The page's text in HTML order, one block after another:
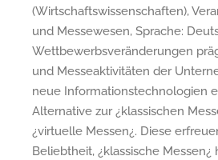
(Wirtschaftswissenschaften),
und Messewesen, Sprache:
Wettbewerbsveränderungen
und Messeaktivitäten der
neue Informationstechnologien
Alternative zur ¿klassischen
¿virtuelle Messen¿. Diese
Beliebtheit, ¿klassische